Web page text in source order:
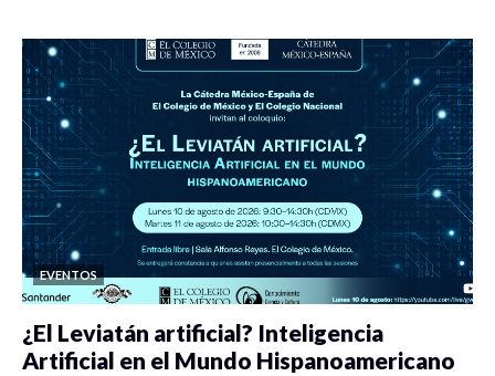
EVENTOS
¿El Leviatán artificial? Inteligencia
Artificial en el Mundo Hispanoamericano